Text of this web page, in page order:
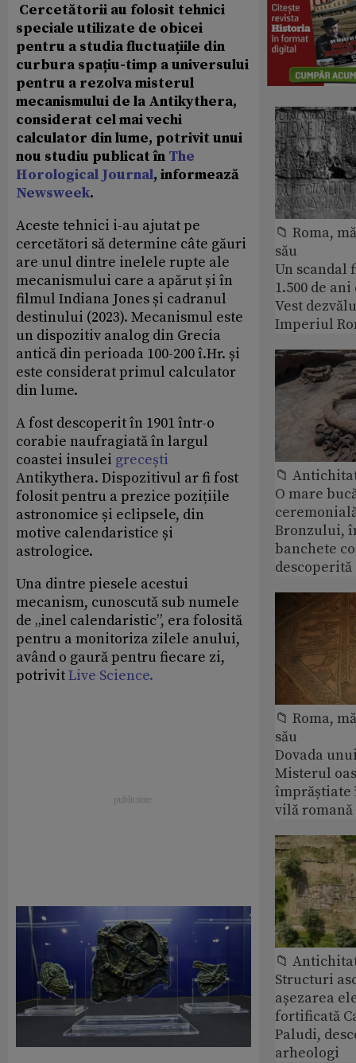
Cercetătorii au folosit tehnici
speciale utilizate de obicei
pentru a studia fluctuațiile din
curbura spațiu-timp a universului
pentru a rezolva misterul
mecanismului de la Antikythera,
considerat cel mai vechi
calculator din lume, potrivit unui
nou studiu publicat în The
Horological Journal, informează
Newsweek.
Aceste tehnici i-au ajutat pe
cercetători să determine câte găuri
are unul dintre inelele rupte ale
mecanismului care a apărut și în
filmul Indiana Jones și cadranul
destinului (2023). Mecanismul este
un dispozitiv analog din Grecia
antică din perioada 100-200 î.Hr. și
este considerat primul calculator
din lume.
A fost descoperit în 1901 într-o
corabie naufragiată în largul
coastei insulei grecești
Antikythera. Dispozitivul ar fi fost
folosit pentru a prezice pozițiile
astronomice și eclipsele, din
motive calendaristice și
astrologice.
Una dintre piesele acestui
mecanism, cunoscută sub numele
de „inel calendaristic”, era folosită
pentru a monitoriza zilele anului,
având o gaură pentru fiecare zi,
potrivitLive Science.
📁 Roma,
său
Un scandal
1.500 de
Vest
Imperiul
📁
O mare
Bronzului,
banchete
📁 Roma,
său
Dovada
Misterul
împrăștiate
vilă romană
📁
Structuri
așezarea
fortificată
Paludi,
arheologi